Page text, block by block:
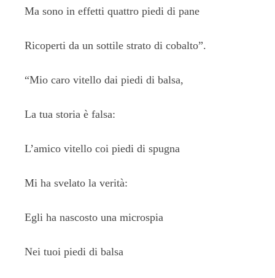
Ma sono in effetti quattro piedi di pane
Ricoperti da un sottile strato di cobalto”.
“Mio caro vitello dai piedi di balsa,
La tua storia è falsa:
L’amico vitello coi piedi di spugna
Mi ha svelato la verità:
Egli ha nascosto una microspia
Nei tuoi piedi di balsa